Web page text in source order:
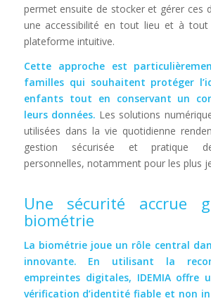
permet ensuite de stocker et gérer ces
une accessibilité en tout lieu et à
plateforme intuitive.
Cette approche est
familles qui souhaitent protéger
enfants tout en conservant un
leurs données. Les solutions
utilisées dans la vie quotidienne
gestion sécurisée et pratique
personnelles, notamment pour les plus
Une sécurité accrue
biométrie
La biométrie joue un rôle central
innovante. En utilisant la
empreintes digitales, IDEMIA offre
vérification d’identité fiable et non